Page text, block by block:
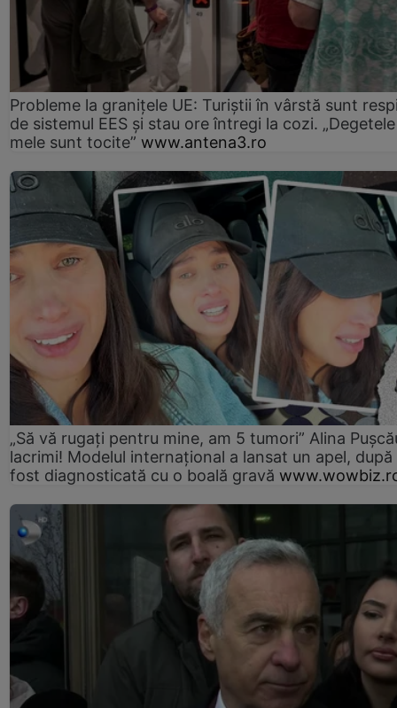
Probleme la granițele UE: Turiștii în vârstă sunt
de sistemul EES și stau ore întregi la cozi. „Degetele
mele sunt tocite” www.antena3.ro
„Să vă rugați pentru mine, am 5 tumori” Alina
lacrimi! Modelul internațional a lansat un apel, după
fost diagnosticată cu o boală gravă